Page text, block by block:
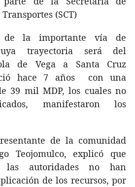
(SCT)
de la importante vía de
trayectoria será del
de Vega a Santa Cruz
hace 7 años
con una
39 mil MDP, los cuales no
manifestaron los
de la comunidad
Teojomulco, explicó que
autoridades no han
de los recursos, por